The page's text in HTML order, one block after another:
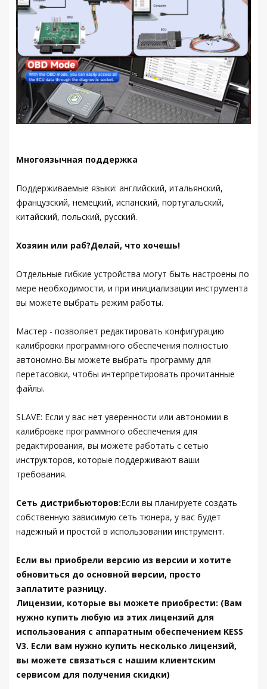
Многоязычная поддержка
Поддерживаемые языки: английский, итальянский,
французский, немецкий, испанский, португальский,
китайский, польский, русский.
Хозяин или раб?Делай, что хочешь!
Отдельные гибкие устройства могут быть настроены по
мере необходимости, и при инициализации инструмента
вы можете выбрать режим работы.
Мастер - позволяет редактировать конфигурацию
калибровки программного обеспечения полностью
автономно.Вы можете выбрать программу для
перетасовки, чтобы интерпретировать прочитанные
файлы.
SLAVE: Если у вас нет уверенности или автономии в
калибровке программного обеспечения для
редактирования, вы можете работать с сетью
инструкторов, которые поддерживают ваши
требования.
Сеть дистрибьюторов:Если вы планируете создать
собственную зависимую сеть тюнера, у вас будет
надежный и простой в использовании инструмент.
Если вы приобрели версию из версии и хотите
обновиться до основной версии, просто
заплатите разницу.
Лицензии, которые вы можете приобрести: (Вам
нужно купить любую из этих лицензий для
использования с аппаратным обеспечением KESS
V3. Если вам нужно купить несколько лицензий,
вы можете связаться с нашим клиентским
сервисом для получения скидки)